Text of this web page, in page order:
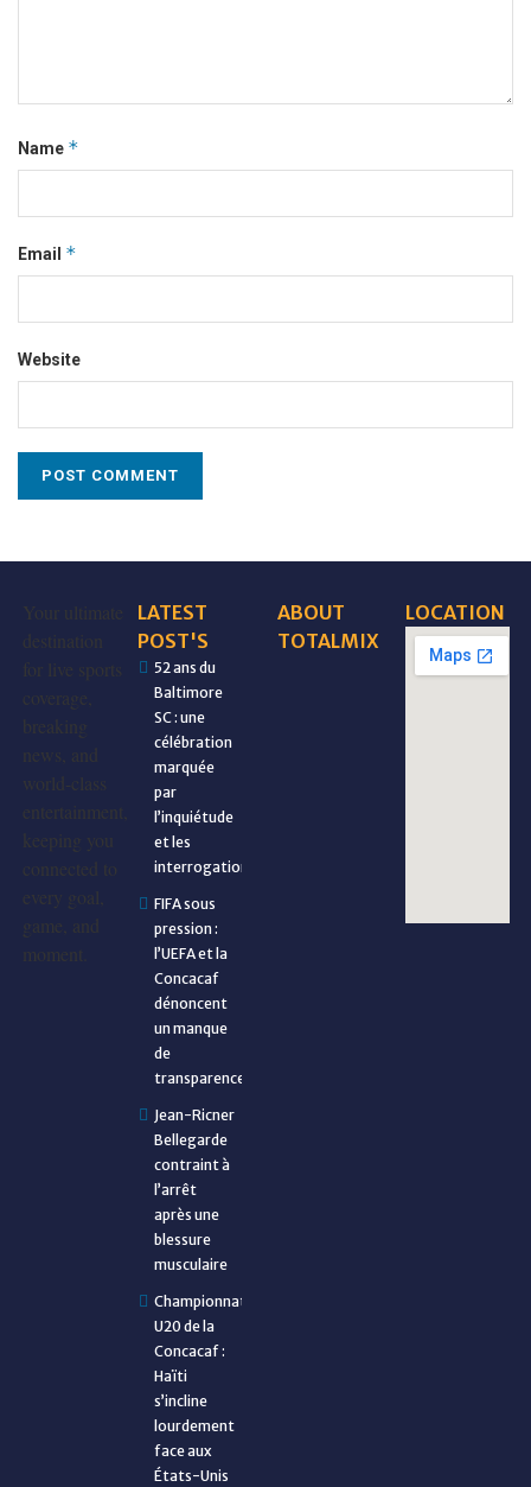
Name *
Email *
Website
Your ultimate
destination
for live sports
coverage,
breaking
news, and
entertainment,
keeping you
connected to
every goal,
game, and
moment.
LATEST
POST'S
52 ans du
Baltimore
SC : une
célébration
marquée
par
l’inquiétude
et les
interrogations
FIFA sous
pression :
l’UEFA et la
Concacaf
dénoncent
un manque
de
transparence
Jean-Ricner
Bellegarde
contraint à
l’arrêt
après une
blessure
musculaire
Championnat
U20 de la
Concacaf :
Haïti
s’incline
lourdement
face aux
États-Unis
ABOUT
TOTALMIX
LOCATION